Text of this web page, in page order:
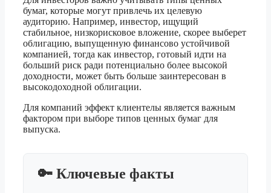
бумаг, которые могут привлечь их целевую
аудиторию. Например, инвестор, ищущий
стабильное, низкорисковое вложение, скорее выберет
облигацию, выпущенную финансово устойчивой
компанией, тогда как инвестор, готовый идти на
больший риск ради потенциально более высокой
доходности, может быть больше заинтересован в
высокодоходной облигации.
Для компаний эффект клиентелы является важным
фактором при выборе типов ценных бумаг для
выпуска.
🔑 Ключевые факты